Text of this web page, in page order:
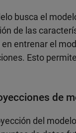
busca el
de las
entrenar el
Esto
de
del